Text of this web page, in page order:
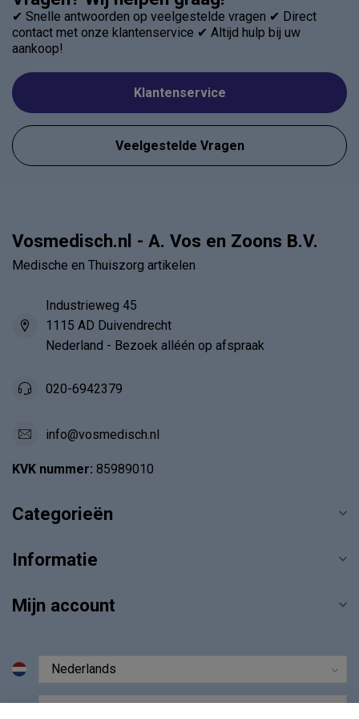
✔ Snelle antwoorden op veelgestelde vragen ✔ Direct
contact met onze klantenservice ✔ Altijd hulp bij uw
aankoop!
Klantenservice
Veelgestelde Vragen
Vosmedisch.nl - A. Vos en Zoons B.V.
Medische en Thuiszorg artikelen
Industrieweg 45
1115 AD Duivendrecht
Nederland - Bezoek alléén op afspraak
020-6942379
info@vosmedisch.nl
KVK nummer: 85989010
Categorieën
Informatie
Mijn account